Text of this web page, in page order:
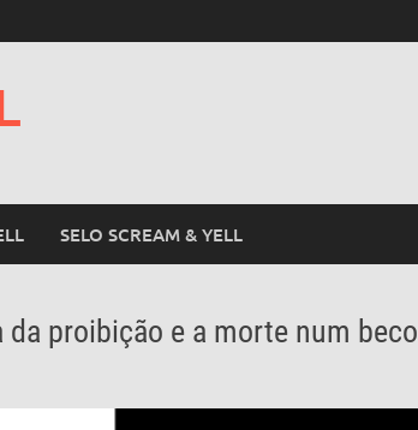
SELO SCREAM & YELL
da proibição e a morte num beco